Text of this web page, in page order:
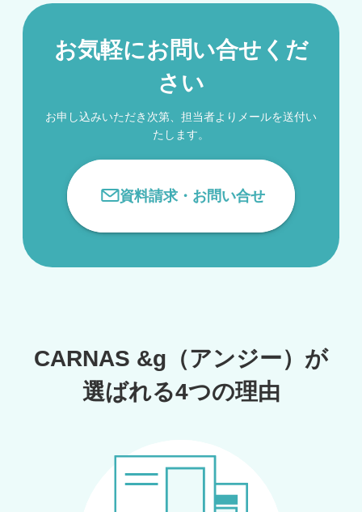
お気軽にお問い合せくだ
さい
お申し込みいただき次第、担当者よりメールを送付い
たします。
資料請求・お問い合せ
CARNAS &g（アンジー）が
選ばれる4つの理由